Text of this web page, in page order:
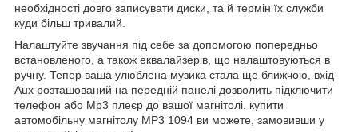
необхідності довго записувати диски, та й термін їх служби
куди більш тривалий.
Налаштуйте звучання під себе за допомогою попередньо
встановленого, а також еквалайзерів, що налаштовуються в
ручну. Тепер ваша улюблена музика стала ще ближчою, вхід
Aux розташований на передній панелі дозволить підключити
телефон або Mp3 плеєр до вашої магнітолі. купити
автомобільну магнітолу MP3 1094 ви можете, замовивши у